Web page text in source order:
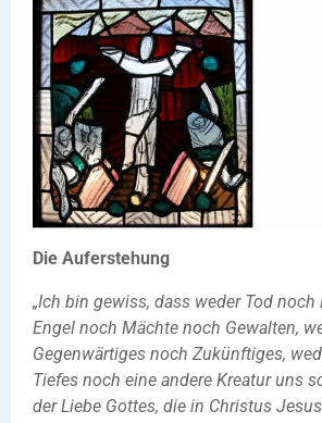
Die Auferstehung
„Ich bin gewiss, dass weder Tod noch
Engel noch Mächte noch Gewalten,
Gegenwärtiges noch Zukünftiges,
Tiefes noch eine andere Kreatur uns
der Liebe Gottes, die in Christus